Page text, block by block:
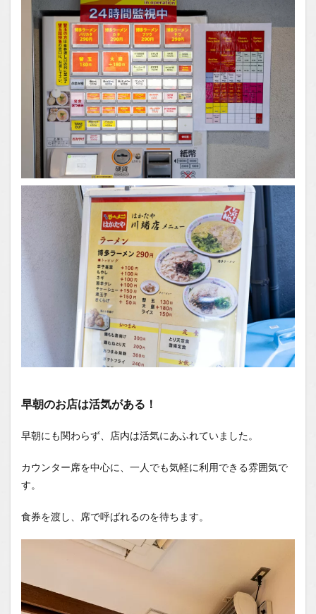
早朝のお店は活気がある！
早朝にも関わらず、店内は活気にあふれていました。
カウンター席を中心に、一人でも気軽に利用できる雰囲気で
す。
食券を渡し、席で呼ばれるのを待ちます。